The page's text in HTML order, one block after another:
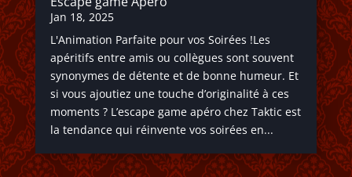
Jan 18, 2025
L'Animation Parfaite pour vos Soirées !Les
apéritifs entre amis ou collègues sont souvent
synonymes de détente et de bonne humeur. Et
si vous ajoutiez une touche d’originalité à ces
moments ? L’escape game apéro chez Taktic est
la tendance qui réinvente vos soirées en...